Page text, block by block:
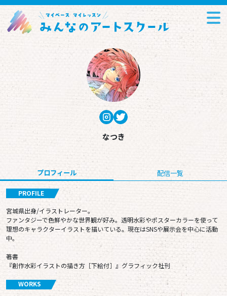
なつき
プロフィール 配信一覧
PROFILE
宮城県出身/イラストレーター。
ファンタジーで色鮮やかな世界観が好み。透明水彩やポスターカラーを使って
理想のキャラクターイラストを描いている。現在はSNSや展示会を中心に活動
中。
著書
『創作水彩イラストの描き方［下絵付］』グラフィック社刊
WORKS